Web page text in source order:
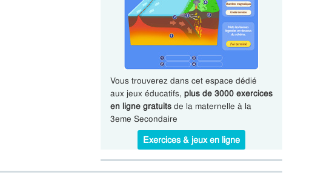
Vous trouverez dans cet espace dédié
aux jeux éducatifs, plus de 3000 exercices
en ligne gratuitsde la maternelle à la
3eme Secondaire
Exercices & jeux en ligne